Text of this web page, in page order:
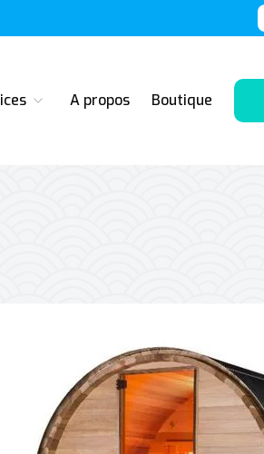
A propos Boutique